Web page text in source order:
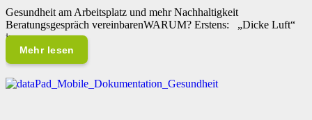
Gesundheit am Arbeitsplatz und mehr Nachhaltigkeit
Beratungsgespräch vereinbarenWARUM? Erstens: „Dicke Luft“
im…
Mehr lesen